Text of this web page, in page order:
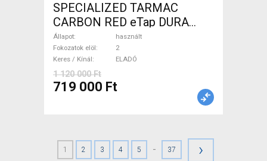
SPECIALIZED TARMAC
CARBON RED eTap DURA
Országúti használt ELADÓ
Állapot
használt
Fokozatok elöl
2
Keres / Kínál
ELADÓ
1 120 000 Ft
719 000 Ft
1 2 3 4 5 - 37 ›